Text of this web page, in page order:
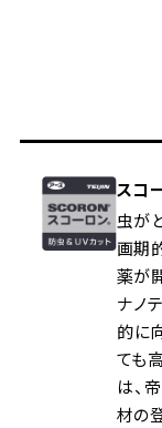
スコ
虫が
画期
薬が
ナノ
的に
ても
は、
材の